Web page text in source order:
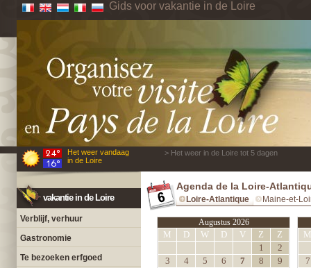
Gids voor vakantie in de Loire
Het weer vandaag
in de Loire
> Het weer in de Loire tot 5 dagen
vakantie in de Loire
Verblijf, verhuur
Gastronomie
Te bezoeken erfgoed
Agenda de la Loire-
Loire-Atlantique Maine-et-
Augustus 2026
M D W D V Z
Z
1
2
3
4 5 6 7 8
9
M
7